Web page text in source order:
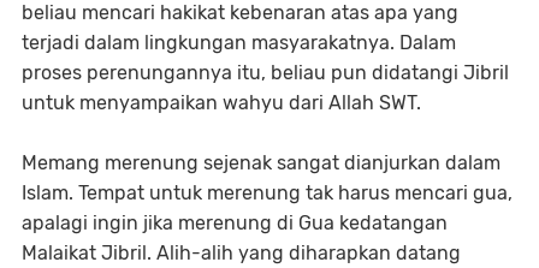
beliau mencari hakikat kebenaran atas apa yang
terjadi dalam lingkungan masyarakatnya. Dalam
proses perenungannya itu, beliau pun didatangi Jibril
untuk menyampaikan wahyu dari Allah SWT.
Memang merenung sejenak sangat dianjurkan dalam
Islam. Tempat untuk merenung tak harus mencari gua,
apalagi ingin jika merenung di Gua kedatangan
Malaikat Jibril. Alih-alih yang diharapkan datang